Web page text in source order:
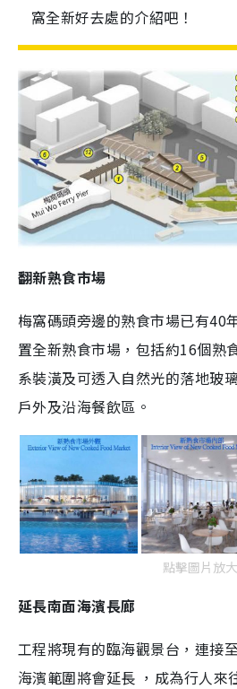
窩全新好去處的介紹吧！
翻新熟食市場
梅窩碼頭旁邊的熟食市場已有40
置全新熟食市場，包括約16個熟
系裝潢及可透入自然光的落地玻
戶外及沿海餐飲區。
點擊圖片放大
延長南面海濱長廊
工程將現有的臨海觀景台，連接
海濱範圍將會延長 ，成為行人來